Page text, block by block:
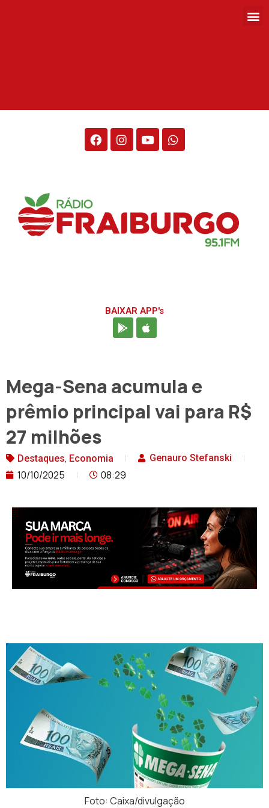
BAIXAR APP's
Mega-Sena acumula e
prêmio principal vai para R$
27 milhões
Destaques, Economia Genauro Stefanski
10/10/2025 08:29
Foto: Caixa/divulgação